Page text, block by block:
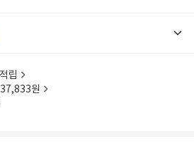
립
원